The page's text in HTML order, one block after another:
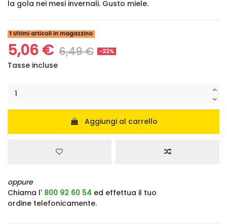
la gola nei mesi invernali. Gusto miele.
Ultimi articoli in magazzino
5,06 € 6,49 € -22%
Tasse incluse
Aggiungi al carrello
oppure
Chiama l' 800 92 60 54 ed effettua il tuo
ordine telefonicamente.